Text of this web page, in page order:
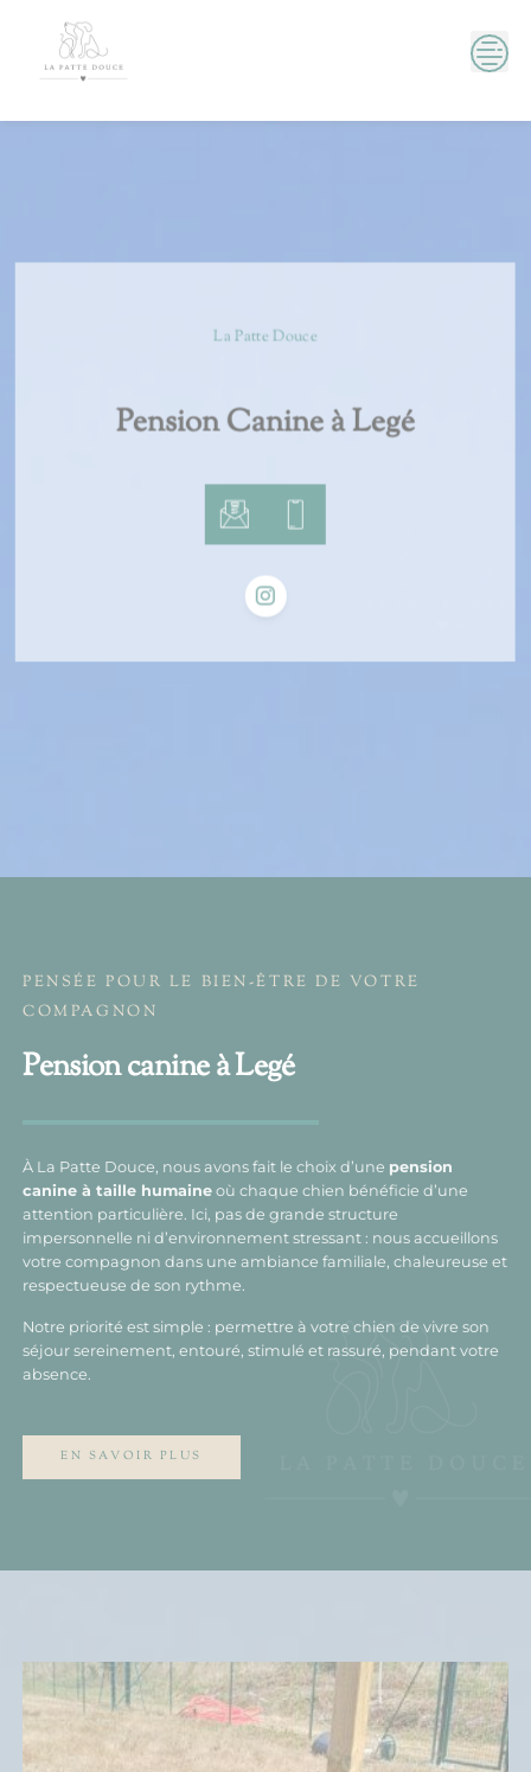
La Patte Douce
Pension Canine à Legé
PENSÉE POUR LE BIEN-ÊTRE DE VOTRE
COMPAGNON
Pension canine à Legé
À La Patte Douce, nous avons fait le choix d’une pension
canine à taille humaine où chaque chien bénéficie d’une
attention particulière. Ici, pas de grande structure
impersonnelle ni d’environnement stressant : nous accueillons
votre compagnon dans une ambiance familiale, chaleureuse et
respectueuse de son rythme.
Notre priorité est simple : permettre à votre chien de vivre son
séjour sereinement, entouré, stimulé et rassuré, pendant votre
absence.
EN SAVOIR PLUS